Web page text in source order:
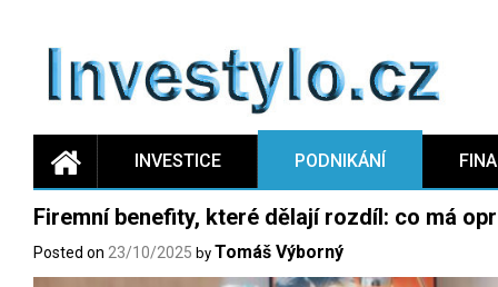
INVESTICE PODNIKÁNÍ
Firemní benefity, které dělají rozdíl: co má
Posted on 23/10/2025 by Tomáš Výborný